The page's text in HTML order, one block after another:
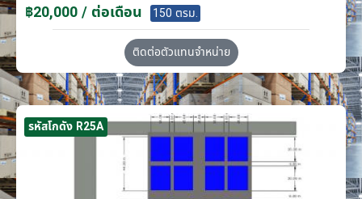
฿20,000 / ต่อเดือน 150 ตรม.
ติดต่อตัวแทนจำหน่าย
รหัสโกดัง R25A